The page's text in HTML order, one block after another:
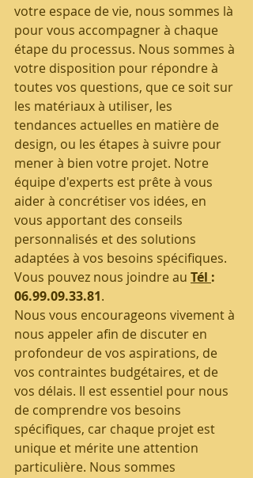
votre espace de vie, nous sommes là
pour vous accompagner à chaque
étape du processus. Nous sommes à
votre disposition pour répondre à
toutes vos questions, que ce soit sur
les matériaux à utiliser, les
tendances actuelles en matière de
design, ou les étapes à suivre pour
mener à bien votre projet. Notre
équipe d'experts est prête à vous
aider à concrétiser vos idées, en
vous apportant des conseils
personnalisés et des solutions
adaptées à vos besoins spécifiques.
Vous pouvez nous joindre au Tél :
06.99.09.33.81.
Nous vous encourageons vivement à
nous appeler afin de discuter en
profondeur de vos aspirations, de
vos contraintes budgétaires, et de
vos délais. Il est essentiel pour nous
de comprendre vos besoins
spécifiques, car chaque projet est
unique et mérite une attention
particulière. Nous sommes